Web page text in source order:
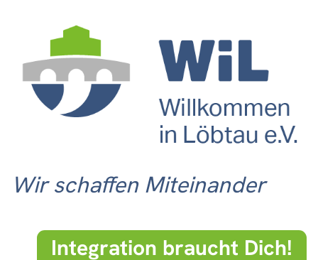
Wir schaffen Miteinander
Integration braucht Dich!